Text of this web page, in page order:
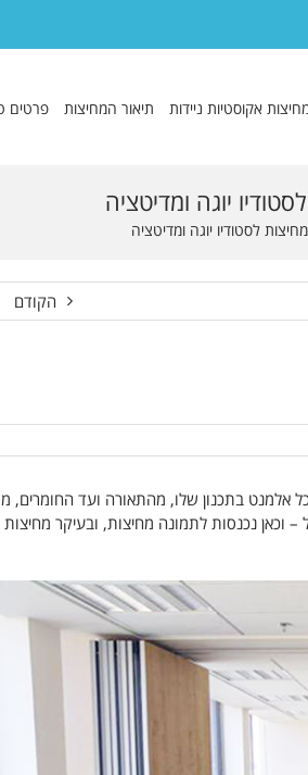
אקוסטיות ניידות תיאור המחיצות פרטים
יוגה ומדיטציה
מחיצות לסטודיו יוגה ומדיטציה
הקודם
כל אלמנט בתכנון שלו, מהתאורה ועד החומרים,
נכנסות לתמונה מחיצות, ובעיקר מחיצות